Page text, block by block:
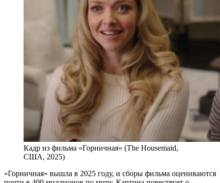
Кадр из фильма «Горничная» (The Housemaid,
США, 2025)
«Горничная» вышла в 2025 году, и сборы фильма оцениваются